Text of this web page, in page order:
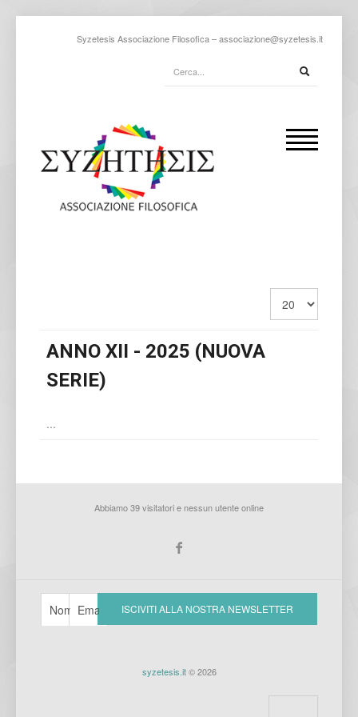
Syzetesis Associazione Filosofica –associazione@syzetesis.it
ANNO XII - 2025 (NUOVA
SERIE)
...
Abbiamo 39 visitatori e nessun utente online
syzetesis.it© 2026